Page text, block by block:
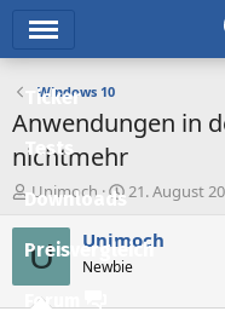
Ticker
Tests
Downloads
Preisvergleich
Forum
Windows 10
Anwendungen in
nichtmehr
E
r
s
t
Unimoch
E
s
e
21. August
U Unimoch
Newbie